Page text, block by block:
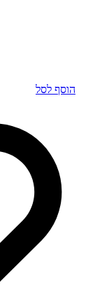
הוסף לסל